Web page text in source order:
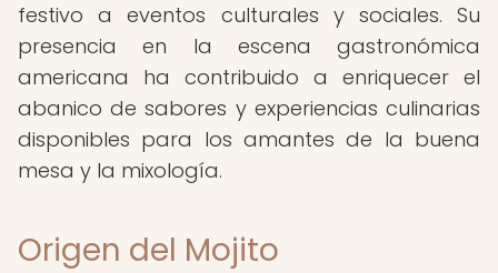
festivo a eventos culturales y sociales. Su
presencia en la escena gastronómica
americana ha contribuido a enriquecer el
abanico de sabores y experiencias culinarias
disponibles para los amantes de la buena
mesa y la mixología.
Origen del Mojito